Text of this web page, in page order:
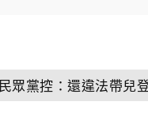
眾黨控：還違法帶兒